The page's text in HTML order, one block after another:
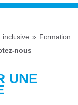
» Formation
nous
UNE